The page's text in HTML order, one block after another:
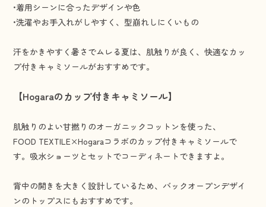
•着用シーンに合ったデザインや色
•洗濯やお手入れがしやすく、型崩れしにくいもの
汗をかきやすく暑さでムレる夏は、肌触りが良く、快適なカッ
プ付きキャミソールがおすすめです。
【Hogaraのカップ付きキャミソール】
肌触りのよい甘撚りのオーガニックコットンを使った、
FOOD TEXTILE×Hogaraコラボのカップ付きキャミソールで
す。吸水ショーツとセットでコーディネートできますよ。
背中の開きを大きく設計しているため、バックオープンデザイ
ンのトップスにもおすすめです。